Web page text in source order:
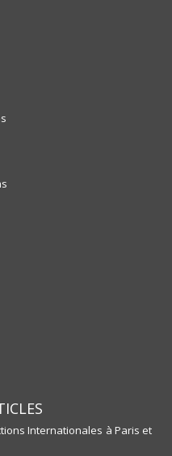
Internationales à Paris et